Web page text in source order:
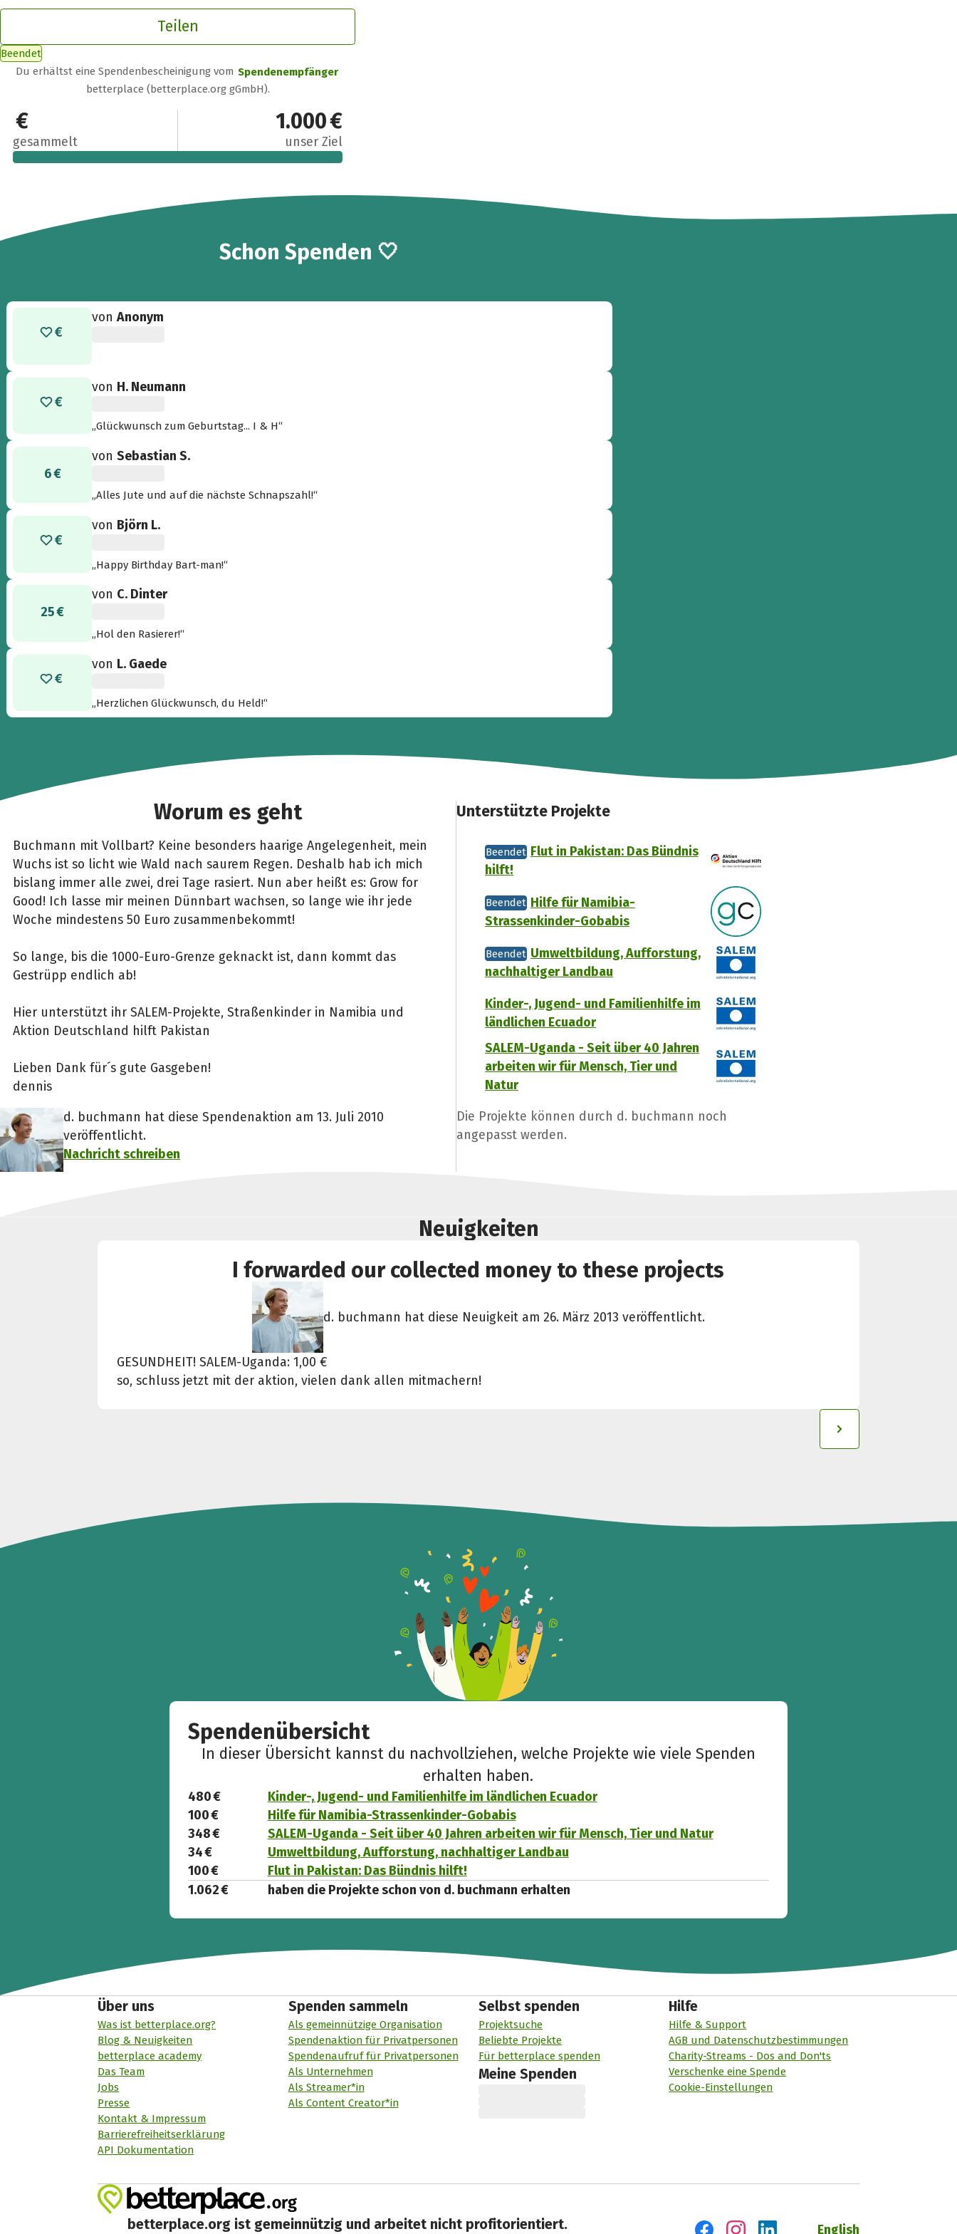
Teilen
Beendet
Du erhältst eine Spendenbescheinigung vom Spendenempfänger
betterplace (betterplace.org gGmbH).
1.062 €
gesammelt
1.000 €
unser Ziel
Schon88
Spenden 🤍
vonAnonym
von H. Neumann
„Glückwunsch zum Geburtstag... I & H“
6 €
vonSebastian S.
„Alles Jute und auf die nächste Schnapszahl!“
von Björn L.
„Happy Birthday Bart-man!“
25 €
von C. Dinter
„Hol den Rasierer!“
von L. Gaede
„Herzlichen Glückwunsch, du Held!“
Worum es geht
Buchmann mit Vollbart? Keine besonders haarige Angelegenheit, mein
Wuchs ist so licht wie Wald nach saurem Regen. Deshalb hab ich mich
bislang immer alle zwei, drei Tage rasiert. Nun aber heißt es: Grow for
Good! Ich lasse mir meinen Dünnbart wachsen, so lange wie ihr jede
Woche mindestens 50 Euro zusammenbekommt!
So lange, bis die 1000-Euro-Grenze geknackt ist, dann kommt das
Gestrüpp endlich ab!
Hier unterstützt ihr SALEM-Projekte, Straßenkinder in Namibia und
Aktion Deutschland hilft Pakistan
Lieben Dank für´s gute Gasgeben!
dennis
d. buchmann hat diese Spendenaktion am 13. Juli 2010
veröffentlicht.
Nachricht schreiben
Unterstützte Projekte
Beendet Flut in Pakistan: Das Bündnis
hilft!
Beendet Hilfe für Namibia-
Strassenkinder-Gobabis
Beendet Umweltbildung, Aufforstung,
nachhaltiger Landbau
Kinder-, Jugend- und Familienhilfe im
ländlichen Ecuador
SALEM-Uganda - Seit über 40 Jahren
arbeiten wir für Mensch, Tier und
Natur
Die Projekte können durch d. buchmann noch
angepasst werden.
Neuigkeiten
I forwarded our collected money to these projects
d. buchmann hat diese Neuigkeit am 26. März 2013 veröffentlicht.
GESUNDHEIT! SALEM-Uganda: 1,00 €
so, schluss jetzt mit der aktion, vielen dank allen mitmachern!
Spendenübersicht
In dieser Übersicht kannst du nachvollziehen, welche Projekte wie viele Spenden
erhalten haben.
480 €
Kinder-, Jugend- und Familienhilfe im ländlichen Ecuador
100 €
Hilfe für Namibia-Strassenkinder-Gobabis
348 €
SALEM-Uganda - Seit über 40 Jahren arbeiten wir für Mensch, Tier und Natur
34 €
Umweltbildung, Aufforstung, nachhaltiger Landbau
100 €
Flut in Pakistan: Das Bündnis hilft!
1.062 €
haben die Projekte schon von d. buchmann erhalten
Über uns
Was ist betterplace.org?
Blog & Neuigkeiten
betterplace academy
Das Team
Jobs
Presse
Kontakt & Impressum
Barrierefreiheitserklärung
API Dokumentation
Spenden sammeln
Als gemeinnützige Organisation
Spendenaktion für Privatpersonen
Spendenaufruf für Privatpersonen
Als Unternehmen
Als Streamer*in
Als Content Creator*in
Selbst spenden
Projektsuche
Beliebte Projekte
Für betterplace spenden
Meine Spenden
Hilfe
Hilfe & Support
AGB und Datenschutzbestimmungen
Charity-Streams - Dos and Don'ts
Verschenke eine Spende
Cookie-Einstellungen
betterplace.org ist gemeinnützig und arbeitet nicht profitorientiert. English